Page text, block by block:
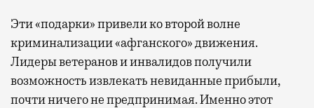
Эти «подарки» привели ко второй волне
криминализации «афганского» движения.
Лидеры ветеранов и инвалидов получили
возможность извлекать невиданные прибыли,
почти ничего не предпринимая. Именно этот